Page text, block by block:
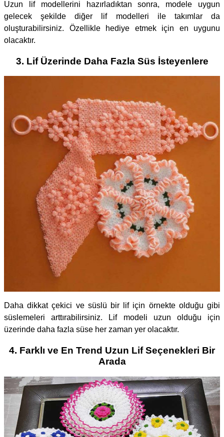
Uzun lif modellerini hazırladıktan sonra, modele uygun
gelecek şekilde diğer lif modelleri ile takımlar da
oluşturabilirsiniz. Özellikle hediye etmek için en uygunu
olacaktır.
3. Lif Üzerinde Daha Fazla Süs İsteyenlere
Daha dikkat çekici ve süslü bir lif için örnekte olduğu gibi
süslemeleri arttırabilirsiniz. Lif modeli uzun olduğu için
üzerinde daha fazla süse her zaman yer olacaktır.
4. Farklı ve En Trend Uzun Lif Seçenekleri Bir
Arada